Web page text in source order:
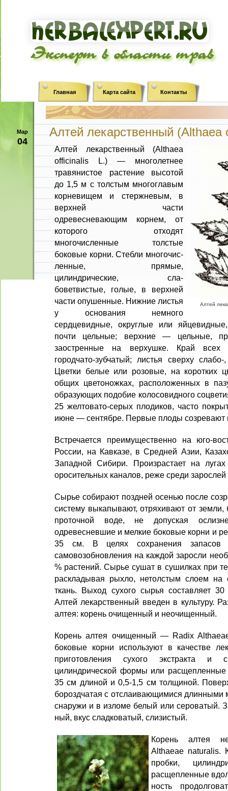
Эксперт в области трав
Главная Карта сайта Контакты
Мар
04
Алтей лекарственный (Althaea
Алтей
Алтей лекарственный (Althaea
officinalis L.) — многолетнее
травянистое растение вы­сотой
до 1,5 м с толстым многоглавым
корневищем и стержневым, в
верхней части
одревесневающим корнем, от
которого отходят
многочисленные толс­тые
боковые корни. Стебли многочис­
ленные, прямые,
цилиндрические, сла­
боветвистые, голые, в верхней
части опушенные. Нижние листья
у основа­ния немного
сердцевидные, округлые или
почти цельные; верхние — цельные,
заостренные на верхушке. Край всех
городчато-зубчатый; листья сверху
Цветки белые или розовые, на корот­ких
общих цветоножках, расположенных в
образующих подобие колосовидного
25 желтовато-серых плодиков, часто
июне — сентябре. Первые плоды созревают
Встречается преимущественно на юго-
России, на Кавказе, в Средней Азии,
Западной Си­бири. Произрастает на
оросительных каналов, реже среди зарослей
Сырье собирают поздней осенью после
сис­тему выкапывают, отряхивают от
проточной воде, не допуская
одревесневшие и мелкие бо­ковые корни и
35 см. В целях сохранения запасов
самовозобнов­ления на каждой заросли
% растений. Сырье сушат в сушилках при
раскладывая рыхло, нетолстым слоем на
ткань. Выход сухого сырья составляет
Алтей лекарственный введен в культуру.
алтея: корень очищенный и неочищенный.
Корень алтея очищенный — Radix
боковые корни использу­ют в качестве
приготовления сухого экстракта и
цилиндрической формы или
35 см длиной и 0,5-1,5 см толщиной.
бороздчатая с отслаиваю­щимися длинными
снаружи и в изломе белый или сероватый.
ный, вкус сладковатый, слизистый.
Корень алтея
Althaeae naturalis.
пробки,
расщеплен­ные
ность